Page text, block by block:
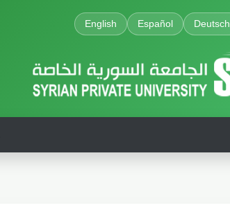
English Español Deutsch